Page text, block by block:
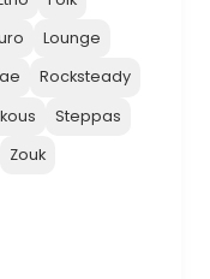
Lounge
Rocksteady
Steppas
Zouk